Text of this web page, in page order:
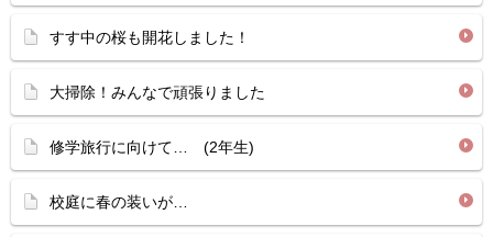
すす中の桜も開花しました！
大掃除！みんなで頑張りました
修学旅行に向けて… (2年生)
校庭に春の装いが…